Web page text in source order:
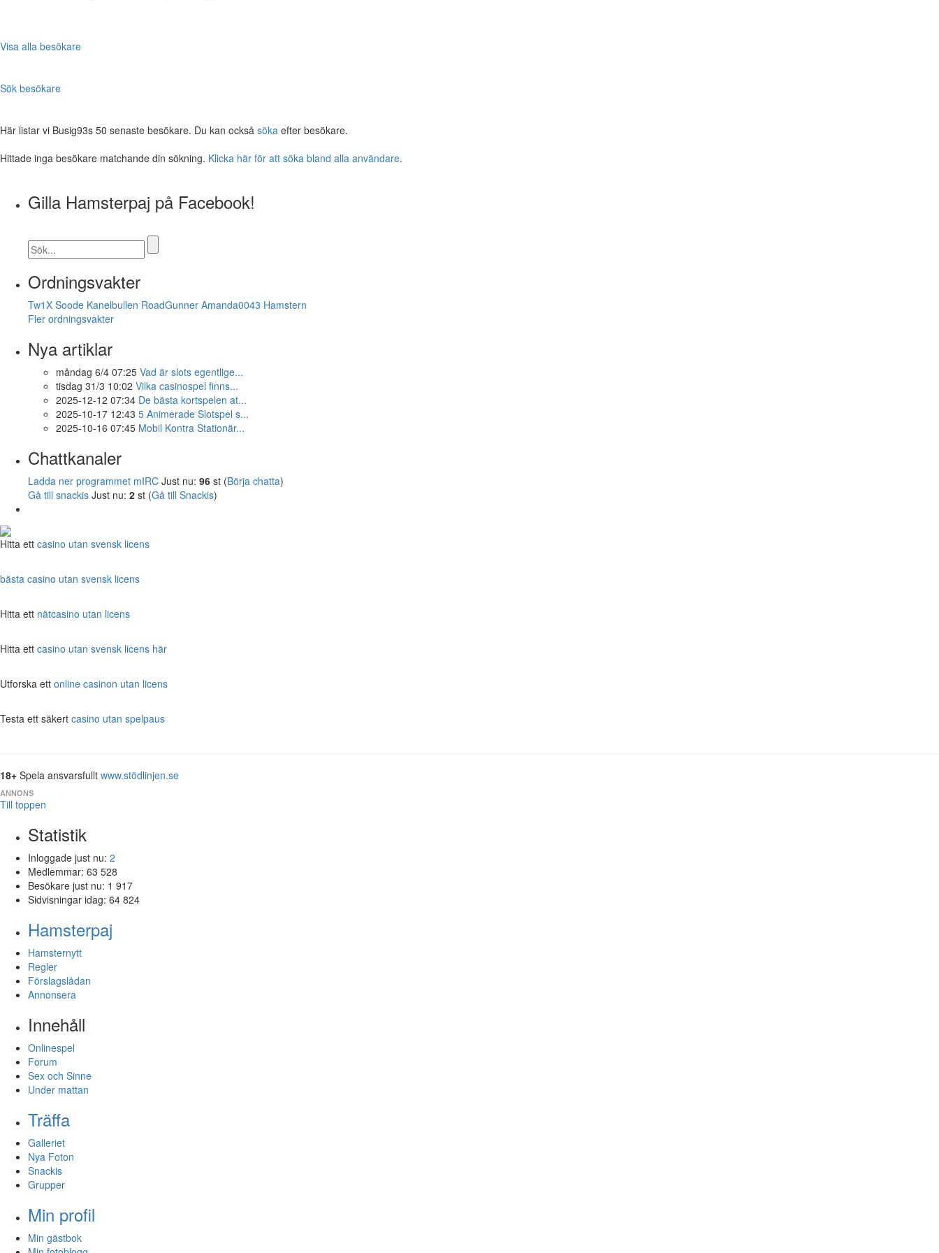
Visa alla besökare
Sök besökare
Här listar vi Busig93s 50 senaste besökare. Du kan också söka efter besökare.
Hittade inga besökare matchande din sökning. Klicka här för att söka bland alla användare.
Gilla Hamsterpaj på Facebook!
Ordningsvakter
Tw1X Soode Kanelbullen RoadGunner Amanda0043 Hamstern
Fler ordningsvakter
Nya artiklar
måndag 6/4 07:25 Vad är slots egentlige...
tisdag 31/3 10:02 Vilka casinospel finns...
2025-12-12 07:34 De bästa kortspelen at...
2025-10-17 12:43 5 Animerade Slotspel s...
2025-10-16 07:45 Mobil Kontra Stationär...
Chattkanaler
Ladda ner programmet mIRC Just nu: 96 st (Börja chatta)
Gå till snackis Just nu: 2 st (Gå till Snackis)
Hitta ett casino utan svensk licens
bästa casino utan svensk licens
Hitta ett nätcasino utan licens
Hitta ett casino utan svensk licens här
Utforska ett online casinon utan licens
Testa ett säkert casino utan spelpaus
18+ Spela ansvarsfullt www.stödlinjen.se
ANNONS
Till toppen
Statistik
Inloggade just nu: 2
Medlemmar: 63 528
Besökare just nu: 1 917
Sidvisningar idag: 64 824
Hamsterpaj
Hamsternytt
Regler
Förslagslådan
Annonsera
Innehåll
Onlinespel
Forum
Sex och Sinne
Under mattan
Träffa
Galleriet
Nya Foton
Snackis
Grupper
Min profil
Min gästbok